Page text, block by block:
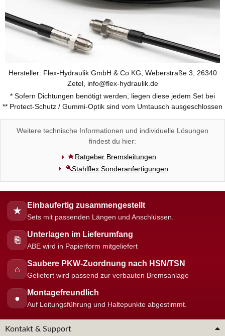
Hersteller: Flex-Hydraulik GmbH & Co KG, Weberstraße 3, 26340
Zetel, info@flex-hydraulik.de
* Sofern Dichtungen benötigt werden, liegen diese jedem Set bei
** Protect-Schutz / Gummi-Optik sind vom Umtausch ausgeschlossen
Weitere technische Informationen und individuelle Lösungen
findest du hier:
Ratgeber Bremsleitungen
Stahlflex Sonderanfertigungen
★
Einbaufertig zusammengestellt
Sets mit passenden Längen und Anschlüssen.
⎘
Unterlagen im Lieferumfang
ABE wird in Papierform mitgeliefert
⌂
Saubere PKW-Zuordnung nach HSN/TSN
Geliefert wird passend zur verbauten Bremsanlage
●
Montagefreundlich
Auf Leitungsführung und Haltepunkte abgestimmt.
Kontakt & Support